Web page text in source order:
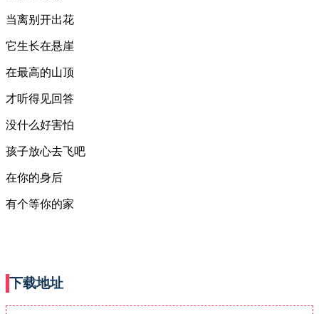
当离别开出花
它生长在悬崖
在最高的山顶
才听得见回答
没什么好害怕
孩子放心去飞吧
在你的身后
有个等你的家
下载地址